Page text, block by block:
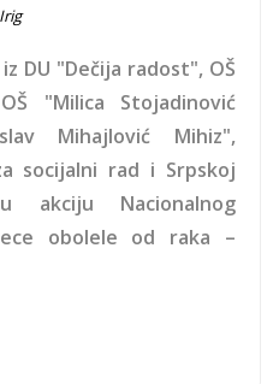
Irig
DU "Dečija radost", OŠ
"Milica Stojadinović
Mihajlović Mihiz",
socijalni rad i Srpskoj
akciju Nacionalnog
obolele od raka –